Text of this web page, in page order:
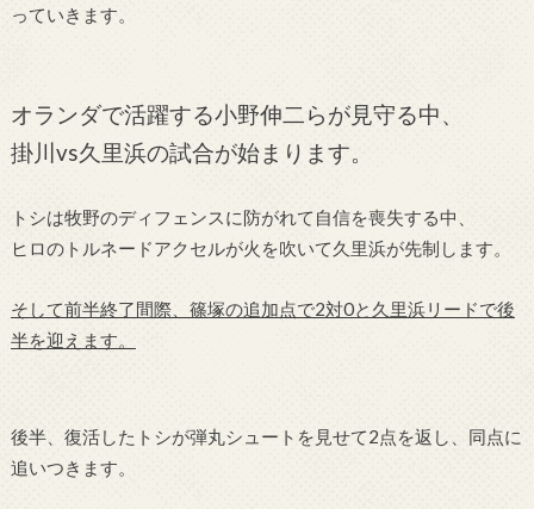
っていきます。
オランダで活躍する小野伸二らが見守る中、
掛川vs久里浜の試合が始まります。
トシは牧野のディフェンスに防がれて自信を喪失する中、
ヒロのトルネードアクセルが火を吹いて久里浜が先制します。
そして前半終了間際、篠塚の追加点で2対0と久里浜リードで後
半を迎えます。
後半、復活したトシが弾丸シュートを見せて2点を返し、同点に
追いつきます。